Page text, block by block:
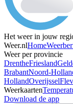
Het weer in jouw
Weer.nlHome
Weer per provincie
DrentheFriesland
BrabantNoord-
HollandOverijssel
Weerkaarten
Download de app